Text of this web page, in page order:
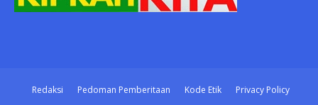
Redaksi Pedoman Pemberitaan Kode Etik Privacy Policy